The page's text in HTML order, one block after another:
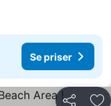
Se priser